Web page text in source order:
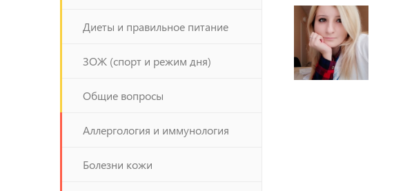
Диеты и правильное питание
ЗОЖ (спорт и режим дня)
Общие вопросы
Аллергология и иммунология
Болезни кожи